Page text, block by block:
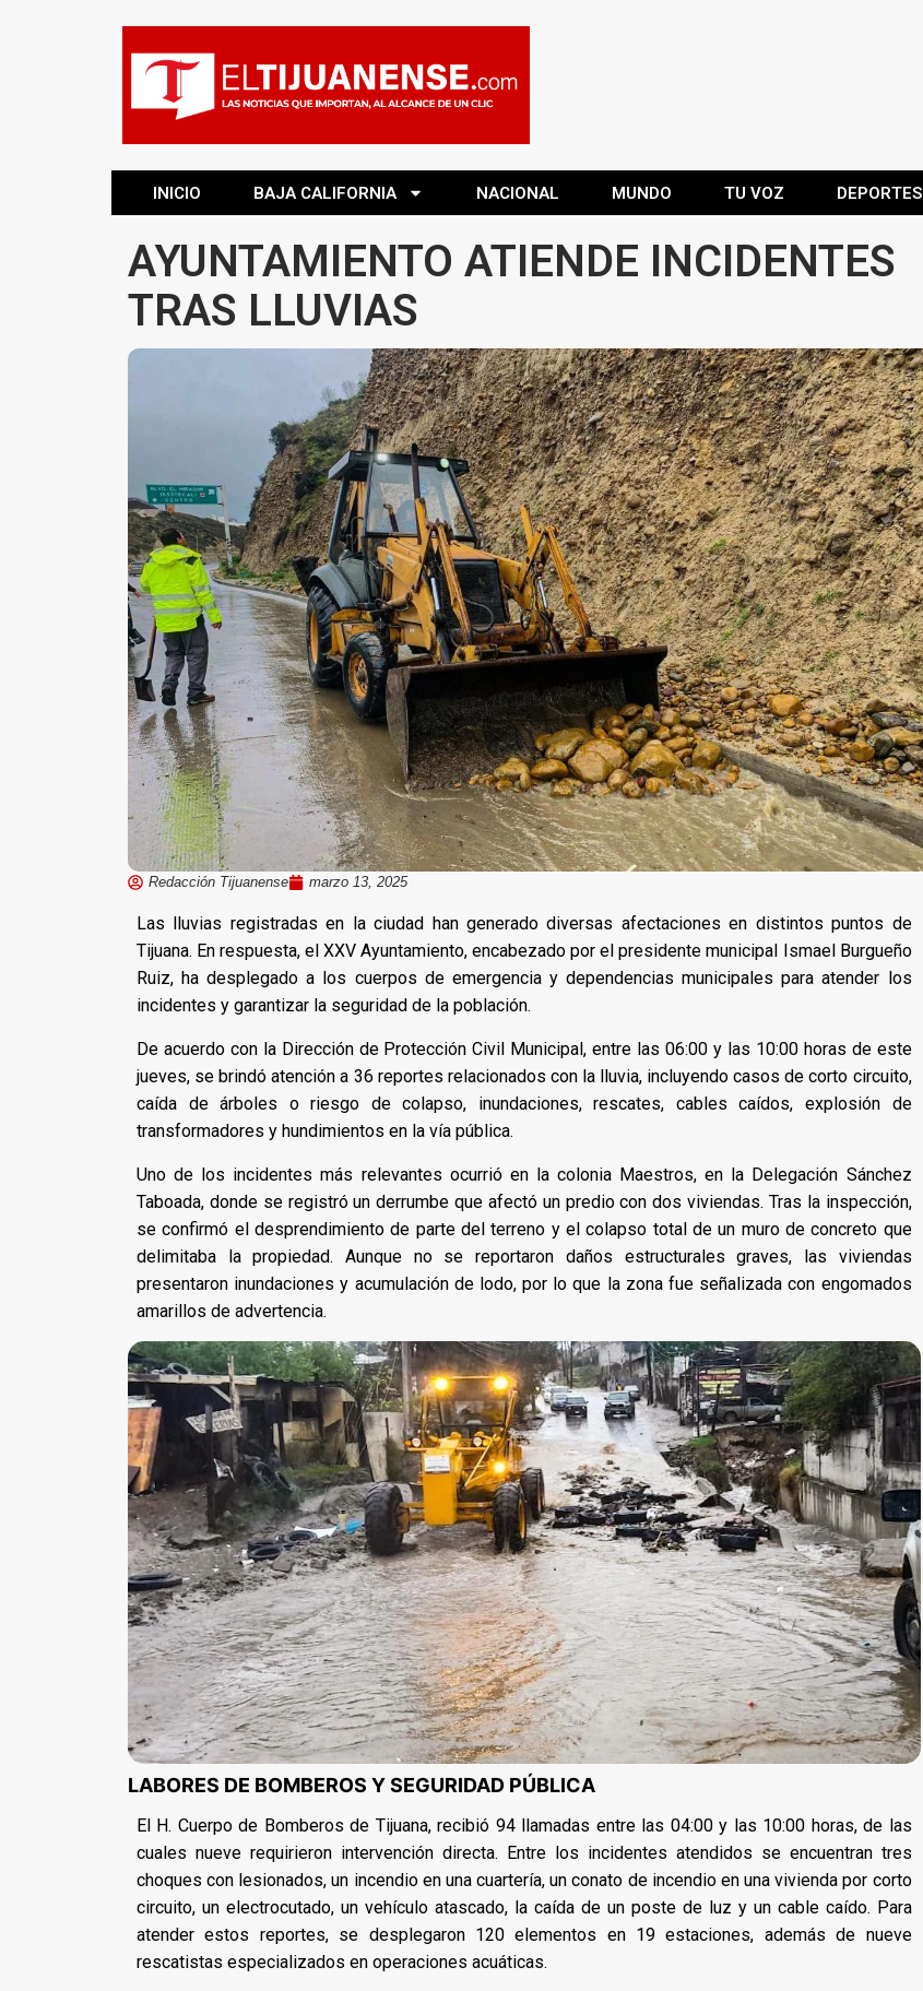
INICIO BAJA CALIFORNIA NACIONAL MUNDO TU VOZ DEPORTES
AYUNTAMIENTO ATIENDE INCIDENTES
TRAS LLUVIAS
Redacción Tijuanense marzo 13, 2025
Las lluvias registradas en la ciudad han generado diversas afectaciones en distintos puntos de
Tijuana. En respuesta, el XXV Ayuntamiento, encabezado por el presidente municipal Ismael Burgueño
Ruiz, ha desplegado a los cuerpos de emergencia y dependencias municipales para atender los
incidentes y garantizar la seguridad de la población.
De acuerdo con la Dirección de Protección Civil Municipal, entre las 06:00 y las 10:00 horas de este
jueves, se brindó atención a 36 reportes relacionados con la lluvia, incluyendo casos de corto circuito,
caída de árboles o riesgo de colapso, inundaciones, rescates, cables caídos, explosión de
transformadores y hundimientos en la vía pública.
Uno de los incidentes más relevantes ocurrió en la colonia Maestros, en la Delegación Sánchez
Taboada, donde se registró un derrumbe que afectó un predio con dos viviendas. Tras la inspección,
se confirmó el desprendimiento de parte del terreno y el colapso total de un muro de concreto que
delimitaba la propiedad. Aunque no se reportaron daños estructurales graves, las viviendas
presentaron inundaciones y acumulación de lodo, por lo que la zona fue señalizada con engomados
amarillos de advertencia.
LABORES DE BOMBEROS Y SEGURIDAD PÚBLICA
El H. Cuerpo de Bomberos de Tijuana, recibió 94 llamadas entre las 04:00 y las 10:00 horas, de las
cuales nueve requirieron intervención directa. Entre los incidentes atendidos se encuentran tres
choques con lesionados, un incendio en una cuartería, un conato de incendio en una vivienda por corto
circuito, un electrocutado, un vehículo atascado, la caída de un poste de luz y un cable caído. Para
atender estos reportes, se desplegaron 120 elementos en 19 estaciones, además de nueve
rescatistas especializados en operaciones acuáticas.